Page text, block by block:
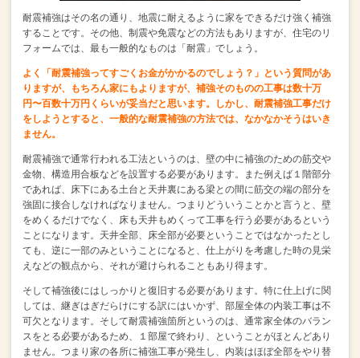
耐震補強はその名の通り、地震に耐えるように家をできるだけ強く補強
することです。 その他、制震や免震などの方法もありますが、 住宅のリ
フォームでは、最も一般的なものは「耐震」でしょう。
よく「耐震補強ってすごくお金がかかるのでしょう？」という質問があ
りますが、
もちろん家にもよりますが、補強そのものの工事は数十万
円〜百数十万円くらいが妥当だと思います。
しかし、耐震補強工事だけ
をしようとすると、 一般的な耐震補強の方法では、なかなかそうはいき
ません。
耐震補強で通常行われる工法というのは、 壁の中に補強のための筋交や
金物、構造用合板などを設置する必要があります。
また例えば１階部分
であれば、床下にある土台と天井裏にある梁との間に筋交の端の部分を
強固に接合しなければなりません。 つまりどういうことかと言うと、 壁
をめくるだけでなく、床も天井もめくって工事を行う必要があるという
ことになります。 天井全部、床全部が必要ということではなかったとし
ても、 逆に一部のみということになると、 仕上がりを考慮した時の見栄
えなどの観点から、それが避けられることもあり得ます。
そして補強後にはしっかりと復旧する必要があります。 特に仕上げに関
しては、継ぎはぎだらけにする訳にはいかず、 部屋全体の内装工事は不
可欠となります。 そして耐震補強箇所というのは、通常家全体のバラン
スをとる必要があるため、
１部屋で終わり、ということがほとんどあり
ません。 つまり家の各所に補強工事が発生し、 内装はほぼ全部をやり替